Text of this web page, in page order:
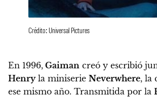
Crédito: Universal Pictures
En 1996, Gaiman creó y escribió
Henryla miniserie Neverwhere, la
ese mismo año. Transmitida por la